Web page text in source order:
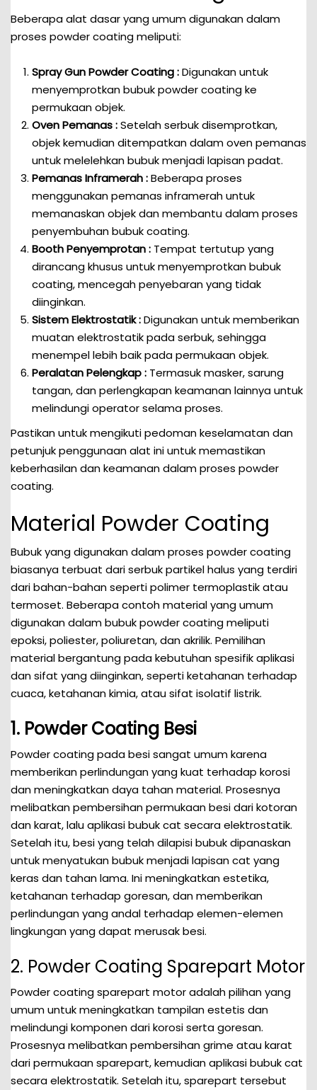
Beberapa alat dasar yang umum digunakan dalam
proses powder coating meliputi:
Spray Gun Powder Coating :Digunakan untuk
menyemprotkan bubuk powder coating ke
permukaan objek.
Oven Pemanas :Setelah serbuk disemprotkan,
objek kemudian ditempatkan dalam oven pemanas
untuk melelehkan bubuk menjadi lapisan padat.
Pemanas Inframerah :Beberapa proses
menggunakan pemanas inframerah untuk
memanaskan objek dan membantu dalam proses
penyembuhan bubuk coating.
Booth Penyemprotan : Tempat tertutup yang
dirancang khusus untuk menyemprotkan bubuk
coating, mencegah penyebaran yang tidak
diinginkan.
Sistem Elektrostatik :Digunakan untuk memberikan
muatan elektrostatik pada serbuk, sehingga
menempel lebih baik pada permukaan objek.
Peralatan Pelengkap : Termasuk masker, sarung
tangan, dan perlengkapan keamanan lainnya untuk
melindungi operator selama proses.
Pastikan untuk mengikuti pedoman keselamatan dan
petunjuk penggunaan alat ini untuk memastikan
keberhasilan dan keamanan dalam proses powder
coating.
Material Powder Coating
Bubuk yang digunakan dalam proses powder coating
biasanya terbuat dari serbuk partikel halus yang terdiri
dari bahan-bahan seperti polimer termoplastik atau
termoset. Beberapa contoh material yang umum
digunakan dalam bubuk powder coating meliputi
epoksi, poliester, poliuretan, dan akrilik. Pemilihan
material bergantung pada kebutuhan spesifik aplikasi
dan sifat yang diinginkan, seperti ketahanan terhadap
cuaca, ketahanan kimia, atau sifat isolatif listrik.
1. Powder Coating Besi
Powder coating pada besi sangat umum karena
memberikan perlindungan yang kuat terhadap korosi
dan meningkatkan daya tahan material. Prosesnya
melibatkan pembersihan permukaan besi dari kotoran
dan karat, lalu aplikasi bubuk cat secara elektrostatik.
Setelah itu, besi yang telah dilapisi bubuk dipanaskan
untuk menyatukan bubuk menjadi lapisan cat yang
keras dan tahan lama. Ini meningkatkan estetika,
ketahanan terhadap goresan, dan memberikan
perlindungan yang andal terhadap elemen-elemen
lingkungan yang dapat merusak besi.
2. Powder Coating Sparepart Motor
Powder coating sparepart motor adalah pilihan yang
umum untuk meningkatkan tampilan estetis dan
melindungi komponen dari korosi serta goresan.
Prosesnya melibatkan pembersihan grime atau karat
dari permukaan sparepart, kemudian aplikasi bubuk cat
secara elektrostatik. Setelah itu, sparepart tersebut